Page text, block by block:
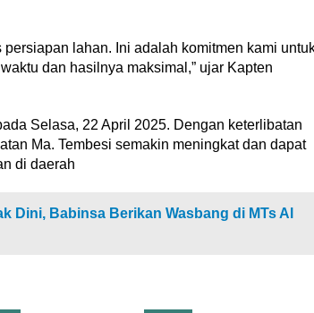
lahan. Ini adalah komitmen kami
dan hasilnya maksimal,” ujar Kapten
Selasa, 22 April 2025. Dengan keterlibatan
Ma. Tembesi semakin meningkat dan dapat
di daerah
Dini, Babinsa Berikan Wasbang di MTs Al